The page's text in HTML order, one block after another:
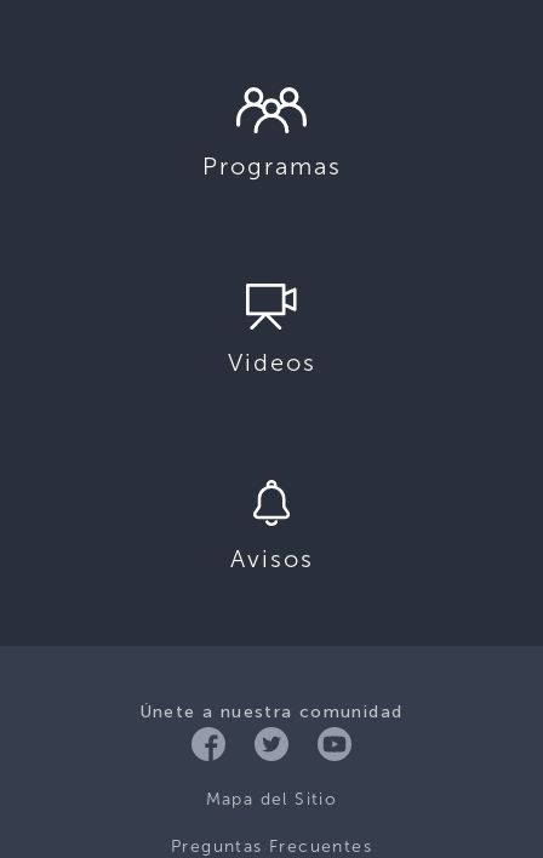
Programas
Videos
Avisos
Únete a nuestra comunidad
Mapa del Sitio
Preguntas Frecuentes